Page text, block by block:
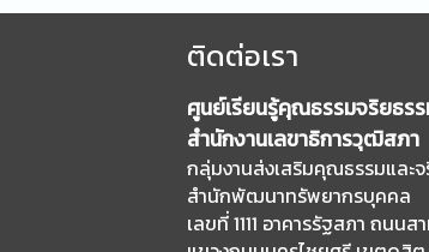
ติดต่อเรา
ศูนย์เรียนรู้คุณธรรมจริยธรร
สำนักงานเลขาธิการวุฒิสภา
กลุ่มงานส่งเสริมคุณธรรมและ
สำนักพัฒนาทรัพยากรบุคคล
เลขที่ 1111 อาคารรัฐสภา ถนนส